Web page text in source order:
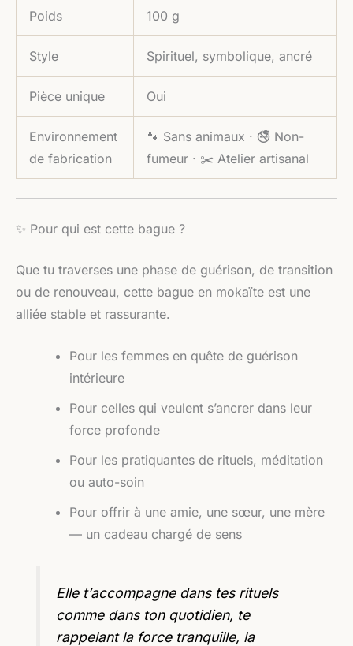
Poids 100 g
Style Spirituel, symbolique, ancré
Pièce unique Oui
Environnement
de fabrication
🐾 Sans animaux · 🚭 Non-
fumeur · ✂️ Atelier artisanal
✨ Pour qui est cette bague ?
Que tu traverses une phase de guérison, de transition
ou de renouveau, cette bague en mokaïte est une
alliée stable et rassurante.
Pour les femmes en quête de guérison
intérieure
Pour celles qui veulent s’ancrer dans leur
force profonde
Pour les pratiquantes de rituels, méditation
ou auto-soin
Pour offrir à une amie, une sœur, une mère
— un cadeau chargé de sens
Elle t’accompagne dans tes rituels
comme dans ton quotidien, te
rappelant la force tranquille, la